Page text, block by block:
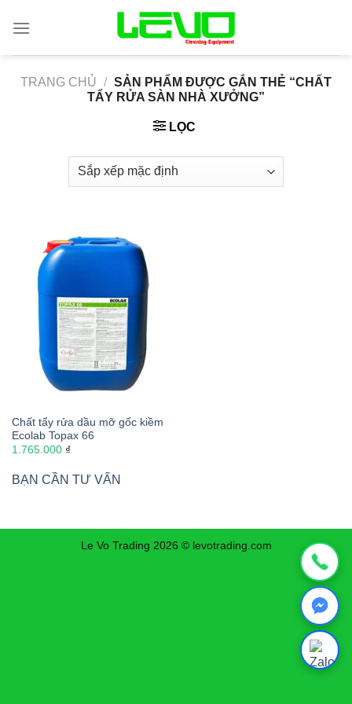
TRANG CHỦ / SẢN PHẨM ĐƯỢC GẮN THẺ “CHẤT
TẨY RỬA SÀN NHÀ XƯỞNG”
LỌC
Chất tẩy rửa dầu mỡ gốc kiềm
Ecolab Topax 66
1.765.000 ₫
BẠN CẦN TƯ VẤN
Le Vo Trading 2026 © levotrading.com